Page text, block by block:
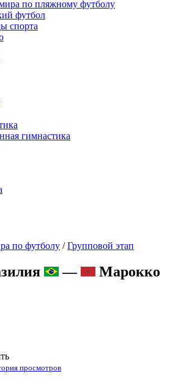
по пляжному футболу
футбол
спорта
гимнастика
по футболу /Групповой этап
— Марокко
просмотров